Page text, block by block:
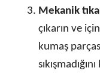
Mekanik
çıkarın ve
kumaş